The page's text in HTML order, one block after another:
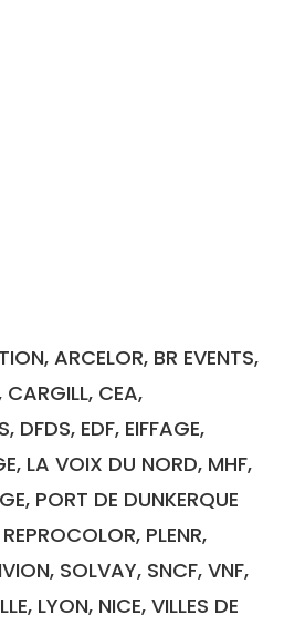
ARCELOR, BR EVENTS,
CARGILL, CEA,
DFDS, EDF, EIFFAGE,
LA VOIX DU NORD, MHF,
PORT DE DUNKERQUE
PLENR,
SOLVAY, SNCF, VNF,
LYON, NICE, VILLES DE